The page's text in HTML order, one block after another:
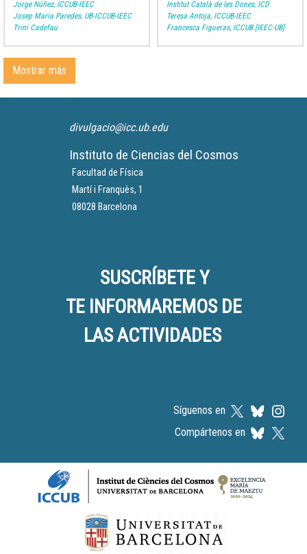
Jorge Núñez, ICCUB-IEEC
Josep Maria Paredes, UB-ICCUB-IEEC
Trini Cadefau
Institut Català de les Dones, ICD
Teresa Antoja, ICCUB-IEEC
Francesca Figueras, ICCUB [IEEC-UB]
Mostrar más
divulgacio@icc.ub.edu
Instituto de Ciencias del Cosmos
Facultad de Física
Martí i Franquès, 1
08028 Barcelona
SUSCRÍBETE Y
TE INFORMAREMOS DE
LAS ACTIVIDADES
Síguenos en
Compártenos en
Logos footer